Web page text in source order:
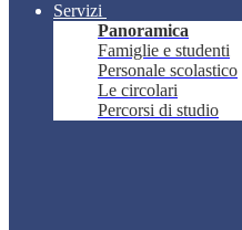
Servizi
Panoramica
Famiglie e studenti
Personale scolastico
Le circolari
Percorsi di studio